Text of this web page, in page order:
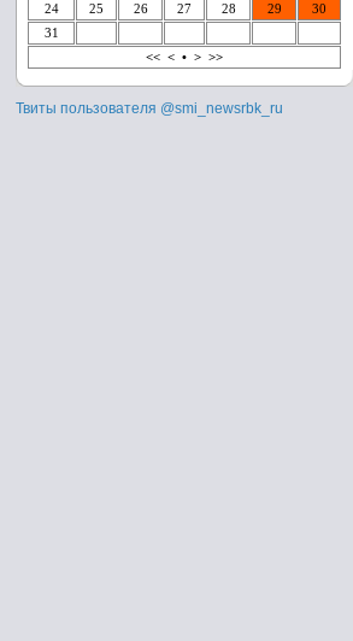
24
25 26 27 28 29
30
31
<< < • > >>
Твиты пользователя @smi_newsrbk_ru